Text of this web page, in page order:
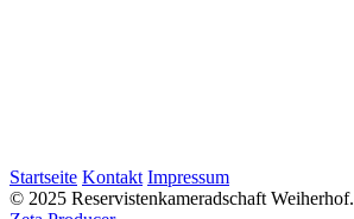
Startseite Kontakt Impressum
© 2025 Reservistenkameradschaft Weiherhof.